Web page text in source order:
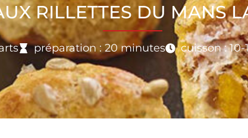
RILLETTES DU MANS
préparation : 20 minutes cuisson :